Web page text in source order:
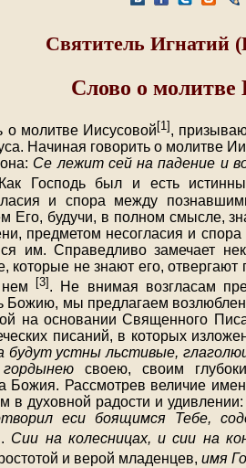
Святитель Игнатий
Слово о молитве
о молитве Иисусовой [1] ,
Начиная говорить о молитве
Се лежит сей на падение и
Господь был и есть
и спора между
Его, будучи, в полном смысле,
предметом несогласия и
им. Справедливо замечает
которые не знают его,
[3]. Не внимая возгласам
Божию, мы предлагаем
на основании Священного
писаний, в которых
будут устны льстивые,
гордынеюсвоею, своим
Божия. Рассмотрев величие
в духовной радости и удивлении:
еси боящимся Тебе,
. Сии на колесницах, и сии на
и верой младенцев, имя